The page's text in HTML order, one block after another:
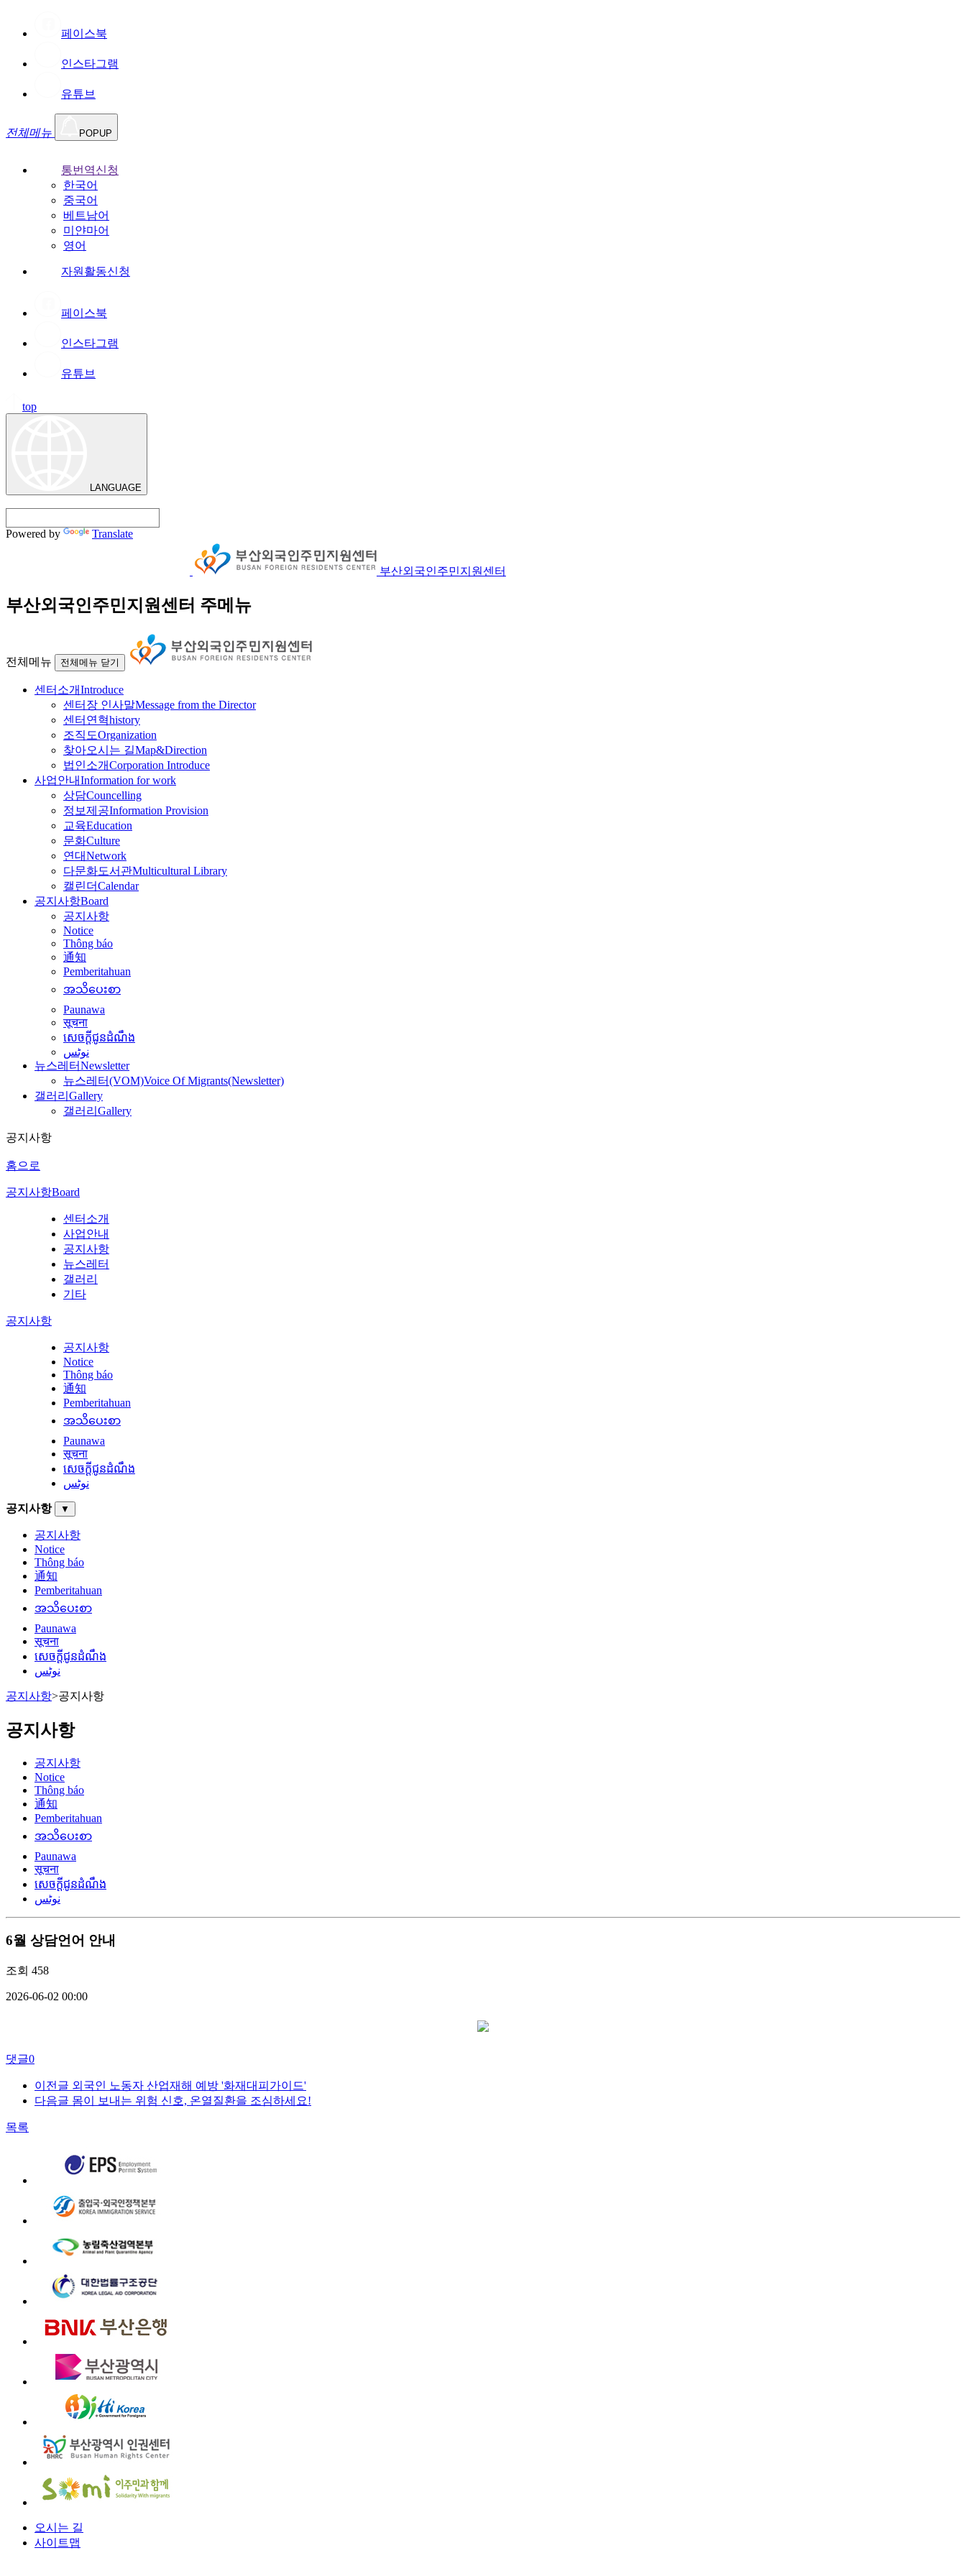
페이스북
인스타그램
유튜브
전체메뉴 POPUP
통번역신청
한국어
중국어
베트남어
미얀마어
영어
자원활동신청
페이스북
인스타그램
유튜브
top
LANGUAGE
Powered by Translate
부산외국인주민지원센터
부산외국인주민지원센터 주메뉴
전체메뉴 전체메뉴 닫기
센터소개Introduce
센터장 인사말Message from the Director
센터연혁history
조직도Organization
찾아오시는 길Map&Direction
법인소개Corporation Introduce
사업안내Information for work
상담Councelling
정보제공Information Provision
교육Education
문화Culture
연대Network
다문화도서관Multicultural Library
캘린더Calendar
공지사항Board
공지사항
Notice
Thông báo
通知
Pemberitahuan
အသိပေးစာ
Paunawa
सूचना
សេចក្តីជូនដំណឹង
نوٹس
뉴스레터Newsletter
뉴스레터(VOM)Voice Of Migrants(Newsletter)
갤러리 Gallery
갤러리 Gallery
공지사항
홈으로
공지사항Board
센터소개
사업안내
공지사항
뉴스레터
갤러리
기타
공지사항
공지사항
Notice
Thông báo
通知
Pemberitahuan
အသိပေးစာ
Paunawa
सूचना
សេចក្តីជូនដំណឹង
نوٹس
공지사항 ▼
공지사항
Notice
Thông báo
通知
Pemberitahuan
အသိပေးစာ
Paunawa
सूचना
សេចក្តីជូនដំណឹង
نوٹس
공지사항>공지사항
공지사항
공지사항
Notice
Thông báo
通知
Pemberitahuan
အသိပေးစာ
Paunawa
सूचना
សេចក្តីជូនដំណឹង
نوٹس
6월 상담언어 안내
조회 458
2026-06-02 00:00
댓글0
이전글 외국인 노동자 산업재해 예방 '화재대피가이드'
다음글 몸이 보내는 위험 신호, 온열질환을 조심하세요!
목록
오시는 길
사이트맵